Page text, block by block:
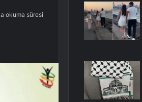
okuma süresi